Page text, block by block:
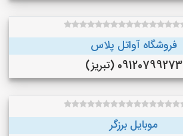
فروشگاه آواتل پلاس
09120799273 (تبریز)
موبایل برزگر